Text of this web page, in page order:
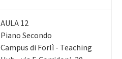
AULA 12
Piano Secondo
Campus di Forlì - Teaching